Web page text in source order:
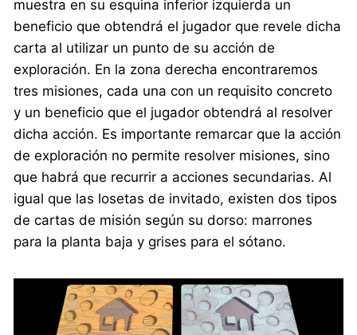
muestra en su esquina inferior izquierda un
beneficio que obtendrá el jugador que revele dicha
carta al utilizar un punto de su acción de
exploración. En la zona derecha encontraremos
tres misiones, cada una con un requisito concreto
y un beneficio que el jugador obtendrá al resolver
dicha acción. Es importante remarcar que la acción
de exploración no permite resolver misiones, sino
que habrá que recurrir a acciones secundarias. Al
igual que las losetas de invitado, existen dos tipos
de cartas de misión según su dorso: marrones
para la planta baja y grises para el sótano.